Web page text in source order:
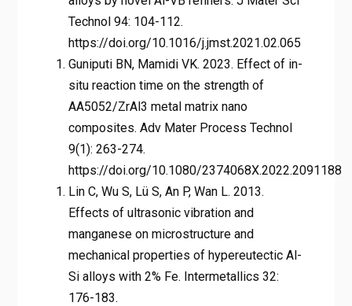
Technol 94: 104-112.
https://doi.org/10.1016/j.jmst.2021.02.065
Guniputi BN, Mamidi VK. 2023. Effect of in-
situ reaction time on the strength of
AA5052/ZrAl3 metal matrix nano
composites. Adv Mater Process Technol
9(1): 263-274.
https://doi.org/10.1080/2374068Χ.2022.2091188
Lin C, Wu S, Lü S, An P, Wan L. 2013.
Effects of ultrasonic vibration and
manganese on microstructure and
mechanical properties of hypereutectic Al-
Si alloys with 2% Fe. Intermetallics 32:
176-183.